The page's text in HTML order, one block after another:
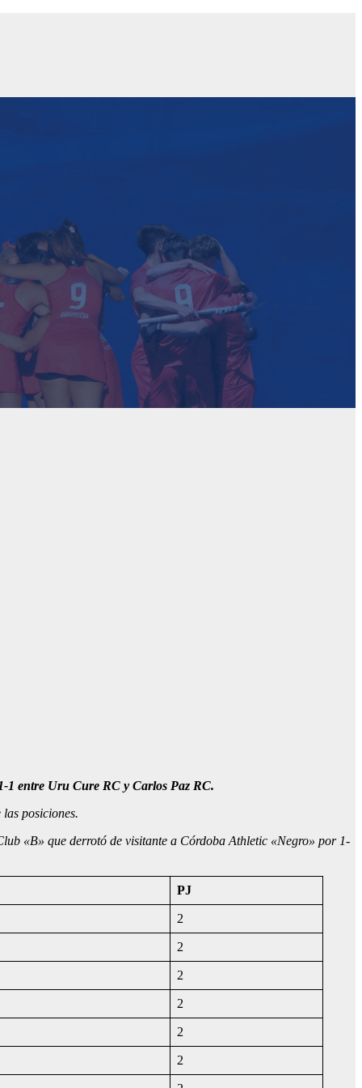
1 entre Uru Cure RC y Carlos Paz RC.
posiciones.
«B» que derrotó de visitante a Córdoba Athletic «Negro» por 1-
PJ
2
2
2
2
2
2